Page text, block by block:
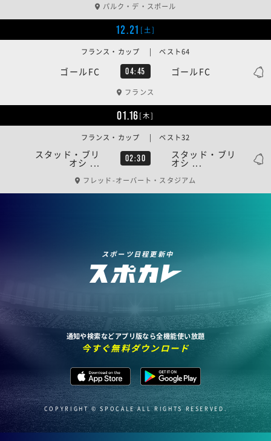
パルク・デ・スポール
12.21 [土]
ゴールFC 04:45 ゴールFC
フランス・カップ | ベスト64
フランス
01.16[木]
スタッド・ブリ
オシ ... 02:30 スタッド・ブリ
オシ ...
フランス・カップ | ベスト32
フレッド-オーバート・スタジアム
スポーツ日程更新中
通知や検索などアプリ版なら全機能使い放題
今すぐ無料ダウンロード
COPYRIGHT © SPOCALE ALL RIGHTS RESERVED.